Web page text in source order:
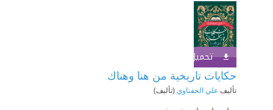
تحميل الكتاب
حكايات تاريخية من هنا وهناك
تأليف علي الحفناوي (تأليف)